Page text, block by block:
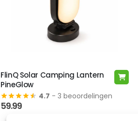
FlinQ Solar Camping Lantern
PineGlow
4.7 - 3 beoordelingen
59.99